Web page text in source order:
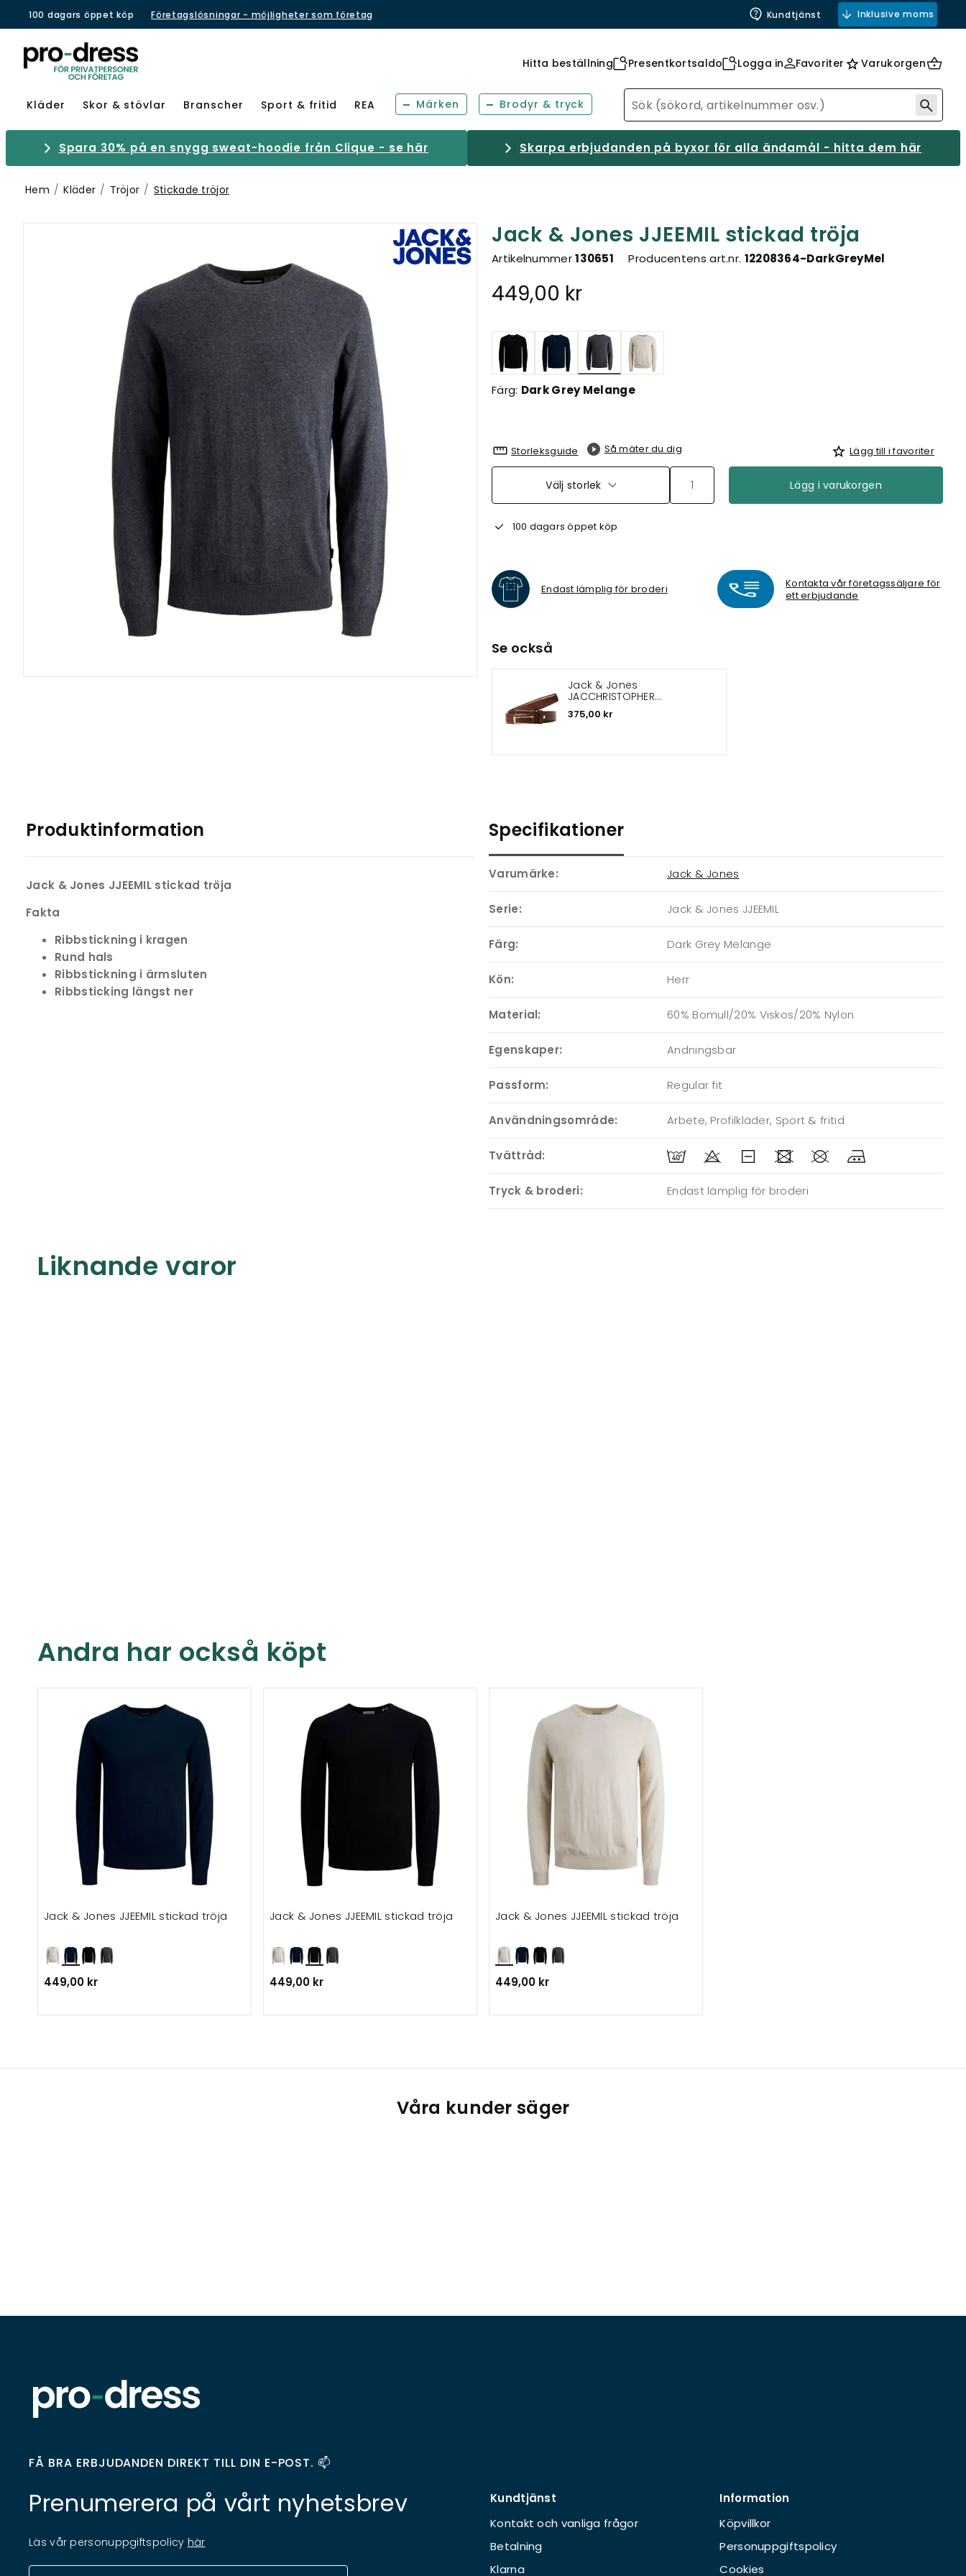
100 dagars öppet köp Företagslösningar - möjligheter som företag Kundtjänst Inklusive moms
Hitta beställning Presentkortsaldo Logga in Favoriter Varukorgen
Kläder Skor & stövlar Branscher Sport & fritid REA Märken Brodyr & tryck
Spara 30% på en snygg sweat-hoodie från Clique - se här Skarpa erbjudanden på byxor för alla ändamål - hitta dem här
Hem Kläder Tröjor Stickade tröjor
Jack & Jones JJEEMIL stickad tröja
Artikelnummer130651 Producentens art.nr. 12208364-DarkGreyMel
449,00 kr
Valda
Färg: Dark Grey Melange
Storleksguide Så mäter du dig Lägg till i favoriter
Välj storlek Lägg i varukorgen
100 dagars öppet köp
Endast lämplig för broderi
Kontakta vår företagssäljare för
ett erbjudande
Se också
Jack & Jones
JACCHRISTOPHER
läderbälte
375,00 kr
Produktinformation
Jack & Jones JJEEMIL stickad tröja
Fakta
Ribbstickning i kragen
Rund hals
Ribbstickning i ärmsluten
Ribbsticking längst ner
Specifikationer
Varumärke: Jack & Jones
Serie: Jack & Jones JJEEMIL
Färg: Dark Grey Melange
Kön: Herr
Material: 60% Bomull/20% Viskos/20% Nylon
Egenskaper: Andningsbar
Passform: Regular fit
Användningsområde: Arbete, Profilkläder, Sport & fritid
Tvättråd:
Tryck & broderi: Endast lämplig för broderi
Liknande varor
Andra har också köpt
Jack & Jones JJEEMIL stickad tröja
449,00 kr
Jack & Jones JJEEMIL stickad tröja
449,00 kr
Jack & Jones JJEEMIL stickad tröja
449,00 kr
Våra kunder säger
FÅ BRA ERBJUDANDEN DIREKT TILL DIN E-POST. 📫
Prenumerera på vårt nyhetsbrev
Läs vår personuppgiftspolicy här
Kundtjänst
Kontakt och vanliga frågor
Betalning
Klarna
Information
Köpvillkor
Personuppgiftspolicy
Cookies